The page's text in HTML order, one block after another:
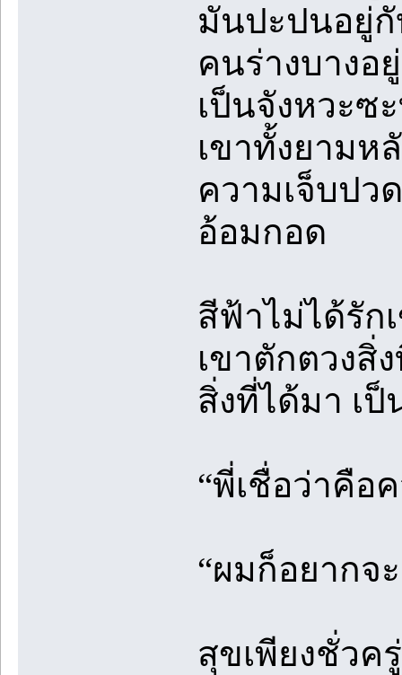
มันปะปนอยู่กั
คนร่างบางอ
เป็นจังหวะซ
เขาทั้งยาม
ความเจ็บปว
อ้อมกอด
สีฟ้าไม่ได้รัก
เขาตักตวงสิ่
สิ่งที่ได้มา เ
“พี่เชื่อว่าคือ
“ผมก็อยากจ
สุขเพียงชั่วค